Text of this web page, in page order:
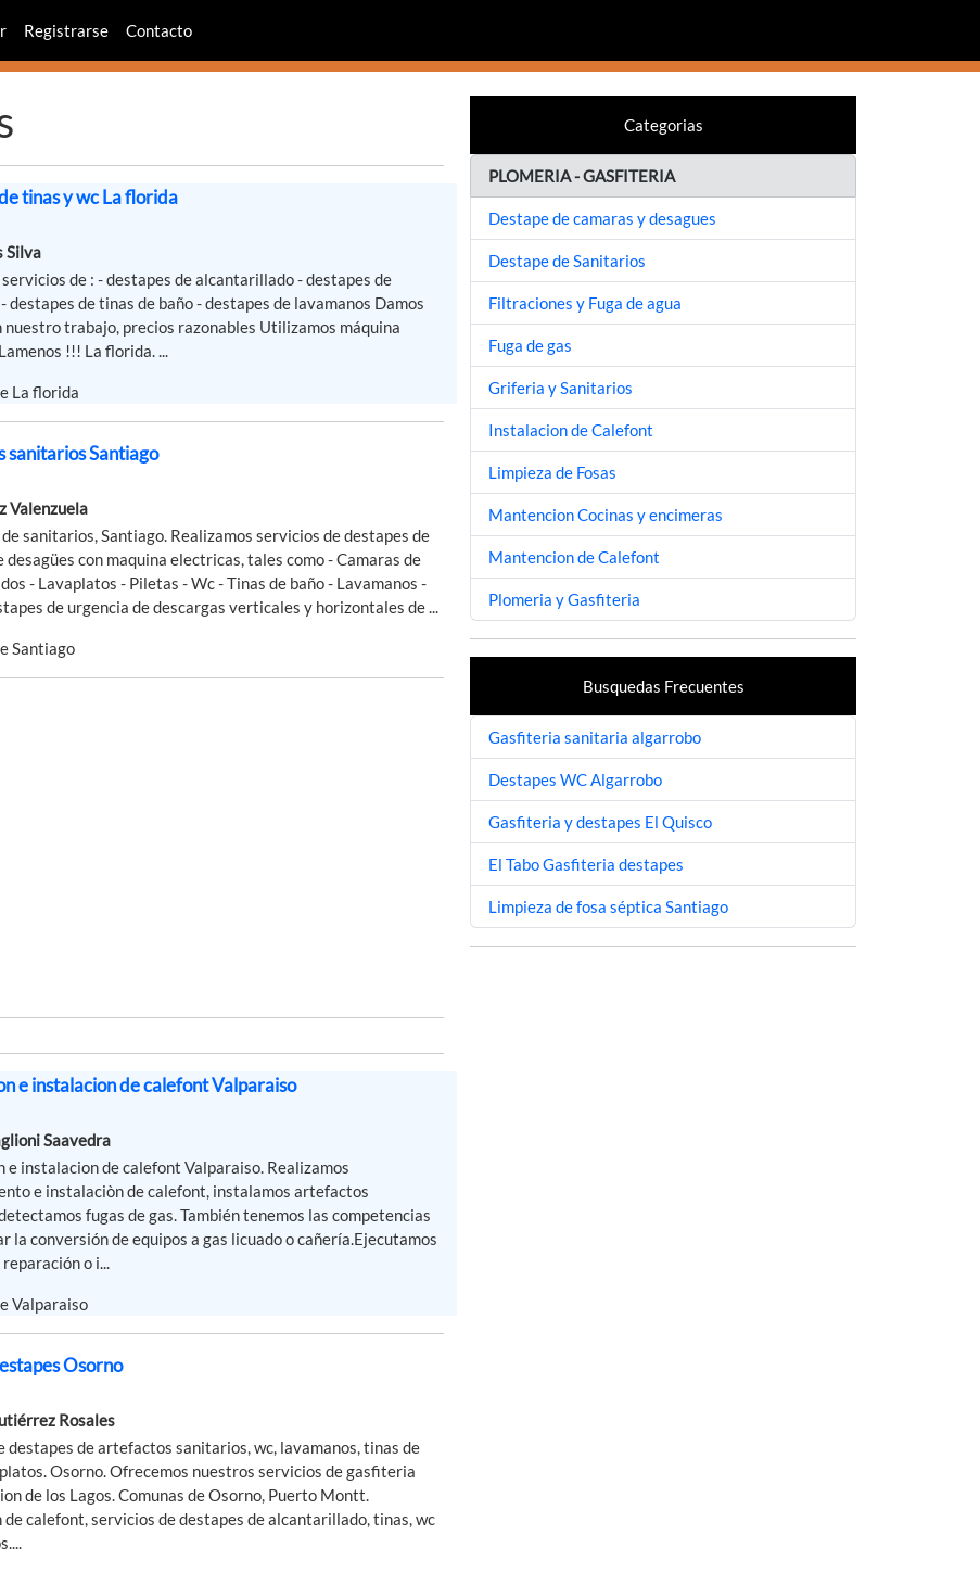
Registrarse Contacto
tinas y wc La florida
Silva
de : - destapes de alcantarillado - destapes de
destapes de tinas de baño - destapes de lavamanos Damos
nuestro trabajo, precios razonables Utilizamos máquina
!!! La florida. ...
La florida
sanitarios Santiago
Valenzuela
sanitarios, Santiago. Realizamos servicios de destapes de
desagües con maquina electricas, tales como - Camaras de
- Lavaplatos - Piletas - Wc - Tinas de baño - Lavamanos -
de urgencia de descargas verticales y horizontales de ...
Santiago
e instalacion de calefont Valparaiso
Saavedra
e instalacion de calefont Valparaiso. Realizamos
e instalaciòn de calefont, instalamos artefactos
fugas de gas. También tenemos las competencias
la conversión de equipos a gas licuado o cañería.Ejecutamos
o i...
Valparaiso
Osorno
Rosales
destapes de artefactos sanitarios, wc, lavamanos, tinas de
Osorno. Ofrecemos nuestros servicios de gasfiteria
de los Lagos. Comunas de Osorno, Puerto Montt.
calefont, servicios de destapes de alcantarillado, tinas, wc
Categorias
PLOMERIA - GASFITERIA
Destape de camaras y desagues
Destape de Sanitarios
Filtraciones y Fuga de agua
Fuga de gas
Griferia y Sanitarios
Instalacion de Calefont
Limpieza de Fosas
Mantencion Cocinas y encimeras
Mantencion de Calefont
Plomeria y Gasfiteria
Busquedas Frecuentes
Gasfiteria sanitaria algarrobo
Destapes WC Algarrobo
Gasfiteria y destapes El Quisco
El Tabo Gasfiteria destapes
Limpieza de fosa séptica Santiago